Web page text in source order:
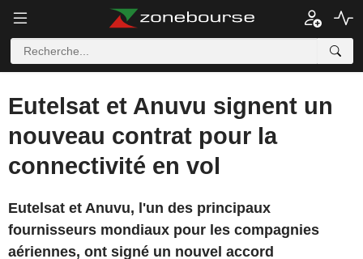
Eutelsat et Anuvu signent un
nouveau contrat pour la
connectivité en vol
Eutelsat et Anuvu, l'un des principaux
fournisseurs mondiaux pour les compagnies
aériennes, ont signé un nouvel accord